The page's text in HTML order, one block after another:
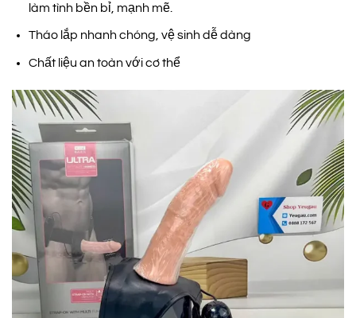
làm tình bền bỉ, mạnh mẽ.
Tháo lắp nhanh chóng, vệ sinh dễ dàng
Chất liệu an toàn với cơ thể